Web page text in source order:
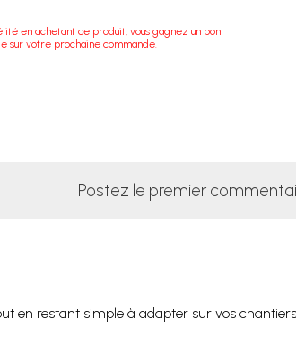
en achetant ce produit, vous gagnez un bon
sur votre prochaine commande.
Postez le premier
en restant simple à adapter sur vos